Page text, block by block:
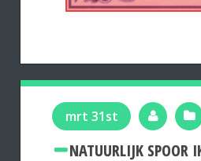
mrt 31st
NATUURLIJK SPOOR